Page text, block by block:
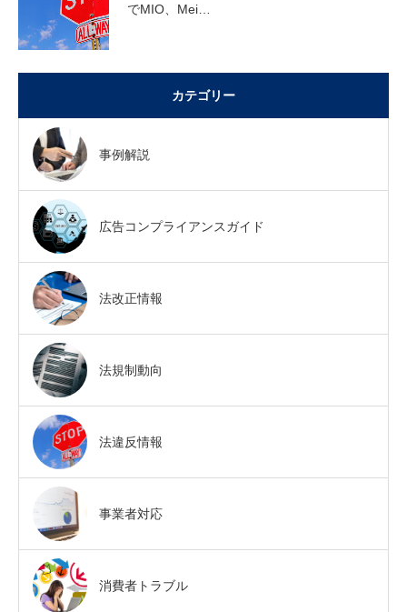
でMIO、Mei…
カテゴリー
事例解説
広告コンプライアンスガイド
法改正情報
法規制動向
法違反情報
事業者対応
消費者トラブル